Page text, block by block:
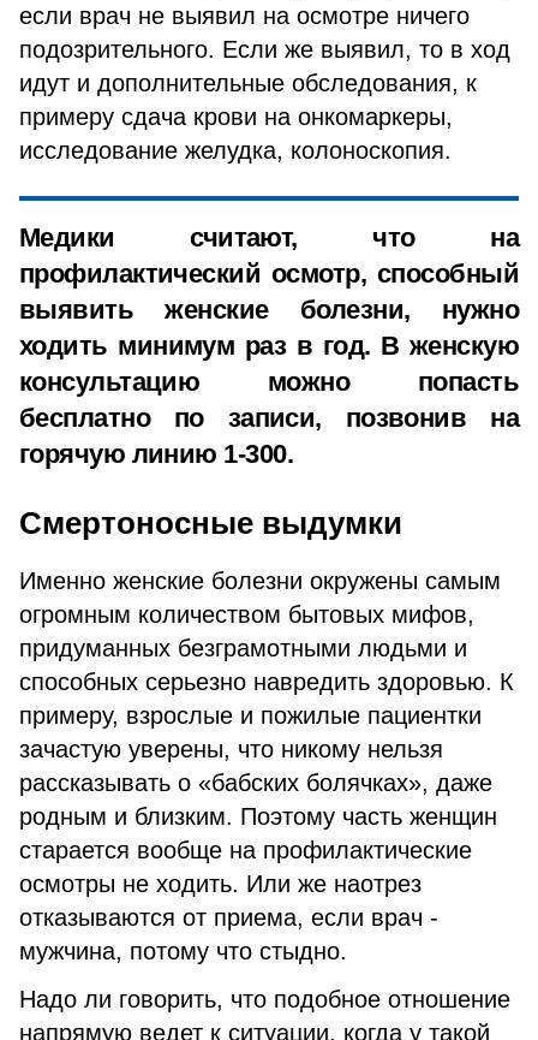
если врач не выявил на осмотре ничего
подозрительного. Если же выявил, то в ход
идут и дополнительные обследования, к
примеру сдача крови на онкомаркеры,
исследование желудка, колоноскопия.
Медики считают, что на
профилактический осмотр, способный
выявить женские болезни, нужно
ходить минимум раз в год. В женскую
консультацию можно попасть
бесплатно по записи, позвонив на
горячую линию 1-300.
Смертоносные выдумки
Именно женские болезни окружены самым
огромным количеством бытовых мифов,
придуманных безграмотными людьми и
способных серьезно навредить здоровью. К
примеру, взрослые и пожилые пациентки
зачастую уверены, что никому нельзя
рассказывать о «бабских болячках», даже
родным и близким. Поэтому часть женщин
старается вообще на профилактические
осмотры не ходить. Или же наотрез
отказываются от приема, если врач -
мужчина, потому что стыдно.
Надо ли говорить, что подобное отношение
напрямую ведет к ситуации, когда у такой